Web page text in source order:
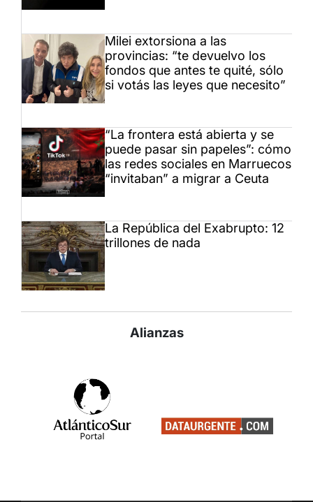
Milei extorsiona a las
provincias: “te devuelvo los
fondos que antes te quité, sólo
si votás las leyes que necesito”
“La frontera está abierta y se
puede pasar sin papeles”: cómo
las redes sociales en Marruecos
“invitaban” a migrar a Ceuta
La República del Exabrupto: 12
trillones de nada
Alianzas